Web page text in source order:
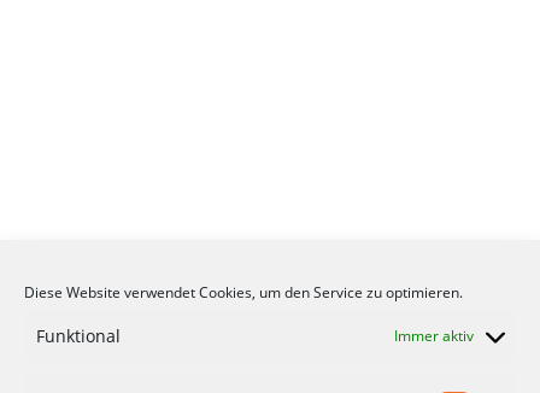
Diese Website verwendet Cookies, um den Service zu optimieren.
Funktional Immer aktiv